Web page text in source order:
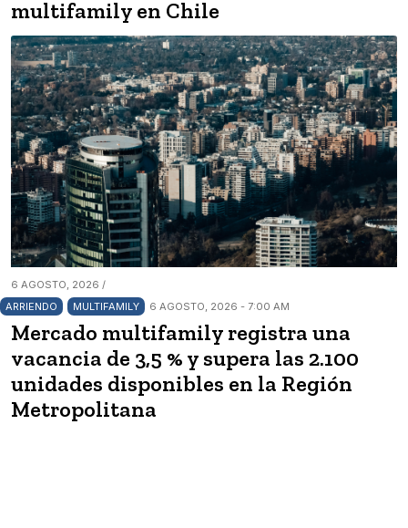
multifamily en Chile
6 AGOSTO, 2026 /
ARRIENDO
MULTIFAMILY 6 AGOSTO, 2026 - 7:00 AM
Mercado multifamily registra una
vacancia de 3,5 % y supera las 2.100
unidades disponibles en la Región
Metropolitana